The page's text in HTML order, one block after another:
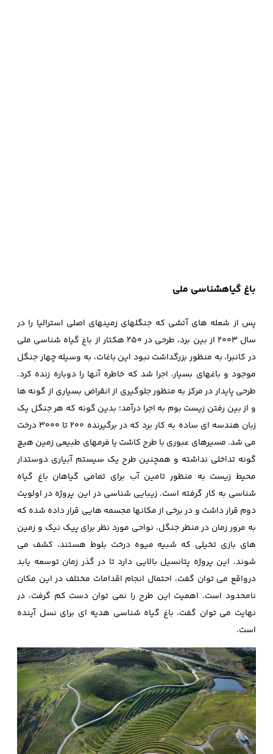
باغ گیاهشناسی ملی
پس از شعله های آتشی که جنگلهای زمینهای اصلی استرالیا را در
سال 2003 از بین برد، طرحی در 250 هکتار از باغ گیاه شناسی ملی
در کانبرا، به منظور بزرگداشت نبود این باغات، به وسیله چهار جنگل
موجود و باغهای بسیار، اجرا شد که خاطره آنها را دوباره زنده کرد.
طرحی پایدار در مرکز به منظور جلوگیری از انقراض بسیاری از گونه ها
و از بین رفتن زیست بوم به اجرا درآمد؛ بدین گونه که هر جنگل یک
زبان هندسه ای ساده به کار برد که در برگیرنده 200 تا 3000 درخت
می شد. مسیرهای عبوری با طرح کاشت یا فرمهای طبیعی زمین هیچ
گونه تداخلی نداشته و همچنین طرح یک سیستم آبیاری دوستدار
محیط زیست به منظور تامین آب برای تمامی گیاهان باغ گیاه
شناسی به کار گرفته است. زیبایی شناسی در این پروژه در اولویت
دوم قرار داشت و در برخی از مکانها مجسمه هایی قرار داده شده که
به مرور زمان در منظر جنگل، نواحی مورد نظر برای پیک نیک و زمین
های بازی تخیلی که شبیه میوه درخت بلوط هستند، کشف می
شوند. این پروژه پتانسیل بالایی دارد تا در گذر زمان توسعه یابد
درواقع می توان گفت، احتمال انجام اقدامات مختلف در این مکان
نامحدود است. اهمیت این طرح را نمی توان دست کم گرفت، در
نهایت می توان گفت، باغ گیاه شناسی هدیه ای برای نسل آینده
است.